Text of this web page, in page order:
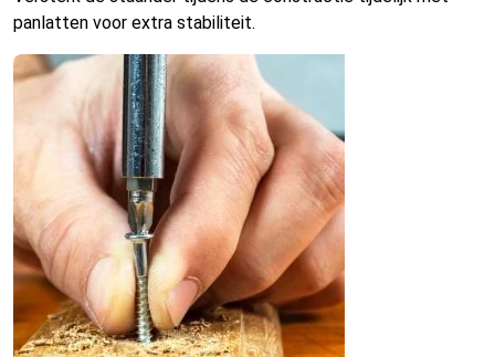
panlatten voor extra stabiliteit.